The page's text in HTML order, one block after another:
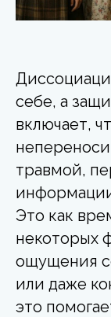
себе, а
включает,
травмой,
Это как
некоторых
ощущения
или даже
это